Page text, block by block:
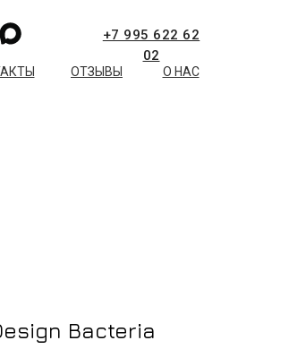
+7 995 622 62
02
О НАС
ОТЗЫВЫ
Bacteria